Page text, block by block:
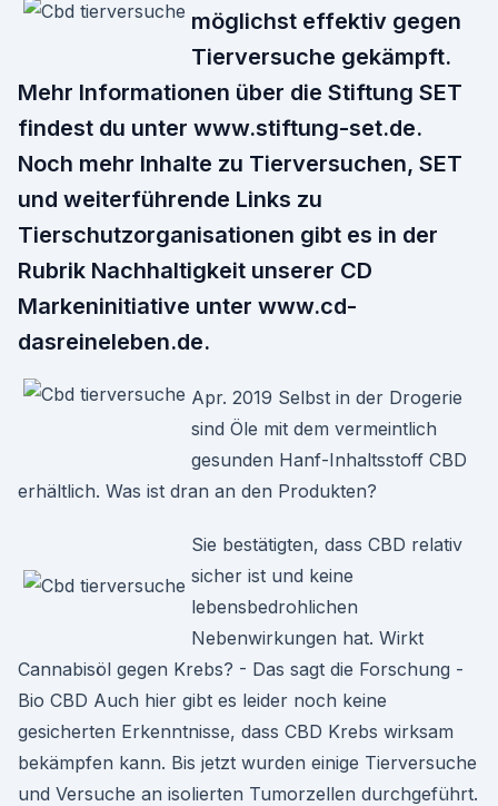
möglichst effektiv gegen
Tierversuche gekämpft.
Mehr Informationen über die Stiftung SET
findest du unter www.stiftung-set.de.
Noch mehr Inhalte zu Tierversuchen, SET
und weiterführende Links zu
Tierschutzorganisationen gibt es in der
Rubrik Nachhaltigkeit unserer CD
Markeninitiative unter www.cd-
dasreineleben.de.
Apr. 2019 Selbst in der Drogerie
sind Öle mit dem vermeintlich
gesunden Hanf-Inhaltsstoff CBD
erhältlich. Was ist dran an den Produkten?
Sie bestätigten, dass CBD relativ
sicher ist und keine
lebensbedrohlichen
Nebenwirkungen hat. Wirkt
Cannabisöl gegen Krebs? - Das sagt die Forschung -
Bio CBD Auch hier gibt es leider noch keine
gesicherten Erkenntnisse, dass CBD Krebs wirksam
bekämpfen kann. Bis jetzt wurden einige Tierversuche
und Versuche an isolierten Tumorzellen durchgeführt.